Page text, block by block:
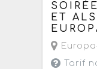
ET
Tarif